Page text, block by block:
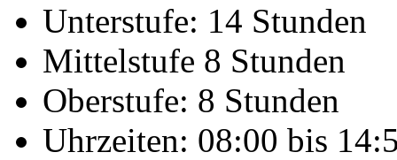
Unterstufe: 14 Stunden
Mittelstufe 8 Stunden
Oberstufe: 8 Stunden
Uhrzeiten: 08:00 bis